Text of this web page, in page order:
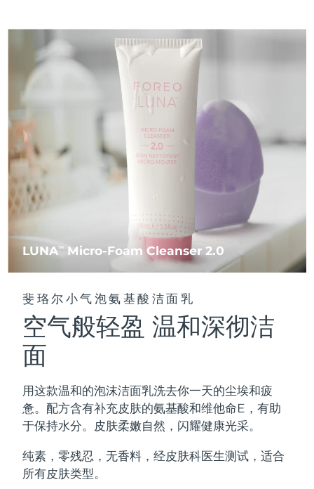
LUNATM Micro-Foam Cleanser 2.0
斐珞尔小气泡氨基酸洁面乳
空气般轻盈 温和深彻洁
面
用这款温和的泡沫洁面乳洗去你一天的尘埃和疲
惫。配方含有补充皮肤的氨基酸和维他命E，有助
于保持水分。皮肤柔嫩自然，闪耀健康光采。
纯素，零残忍，无香料，经皮肤科医生测试，适合
所有皮肤类型。
LUNA™ 4 Men
For men, anti-aging massage
LUNA™ 4 mini
For young skin, T-zone
LUNA™ 4 go
LUNA™ 护肤
Premium cleansers & balm
LUNA™ 设备
All facial cleansing devices
BEAR™ 2 eyes & lips
Microcurrent line smoothing device
面部提拉护理
Premium anti-aging skincare
BEAR™ 设备
UFO™ 3 LED
Near-infrared and red light therapy
UFO™ 3 mini
Red light therapy device for young skin
Portable red light therapy
面膜
UFO™ 设备
issa™ 4 plus
Smart hybrid silicone sonic toothbrush
issa™ 4 smile
Hybrid silicone sonic toothbrush
For ages 0-3
issa™ Teeth Whitening Set
ISSA™ 设备
抗老
FAQ™ 101
Clinical anti-aging
FAQ™ 102
FAQ™ 103
Luxurious clinical anti-aging set
FAQ™ P1 Primer
Manuka honey primer
FAQ™护肤品
All FAQ™ skincare
FAQ™产品
All anti-aging treatments
LED治疗
NEW
FAQ™ 201
FAQ™ 202
FAQ™ 211
Anti-aging neck & décolleté LED mask
FAQ™ 221
Anti-aging LED hand mask
FAQ™护肤品
All FAQ™ skincare
FAQ™产品
All LED treatments
生发
LED hair strengthening scalp massager
FAQ™ Scalp Serum
FAQ™护肤品
FAQ™产品
All hair treatments
肌肤年轻化
Full-Spectrum Red Light Therapy
FAQ™ 502
FAQ™ Red Light Serum
FAQ™ skincare
All FAQ™ skincare
FAQ™ products
保健品
NEW
专业治疗
PEACH™ 2 Pro Max
Professional IPL hair removal device
PEACH™ 2
BEAR™ 2 body
Microcurrent body toning
LUNA™ 4 body
痘肌护理 眼部护理
加拿大 预计送达日期
智利 预计送达日期
中国 预计送达日期09/08/2026
哥伦比亚 13/08/2026
克罗地亚 09/08/2026
塞浦路斯 10/08/2026
捷克 预计送达日期 09/08/2026
丹麦 预计送达日期09/08/2026
爱沙尼亚 预计送达日期
芬兰 预计送达日期09/08/2026
法属波利尼西亚 预计送达日期13/08/2026
直布罗陀